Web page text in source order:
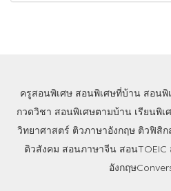
ครูสอนพิเศษ สอนพิเศษที่บ้าน สอนพิ
กวดวิชา สอนพิเศษตามบ้าน เรียนพิเ
วิทยาศาสตร์ ติวภาษาอังกฤษ ติวฟิสิก
ติวสังคม สอนภาษาจีน สอนTOEIC
อังกฤษ